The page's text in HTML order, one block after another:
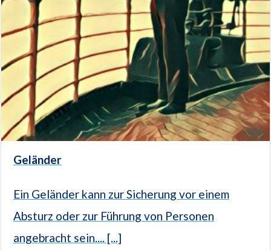
Geländer
Ein Geländer kann zur Sicherung vor einem
Absturz oder zur Führung von Personen
angebracht sein.... [...]